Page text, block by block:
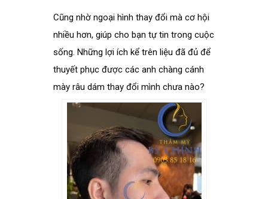
Cũng nhờ ngoại hình thay đổi mà cơ hội
nhiều hơn, giúp cho bạn tự tin trong cuộc
sống. Những lợi ích kể trên liệu đã đủ để
thuyết phục được các anh chàng cánh
mày râu dám thay đổi mình chưa nào?